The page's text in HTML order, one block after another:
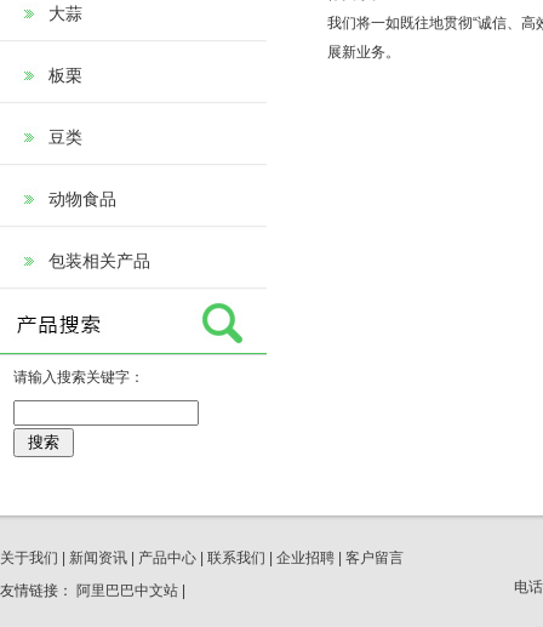
大蒜
板栗
豆类
动物食品
包装相关产品
请输入搜索关键字：
我们将一如既往地贯彻“诚信、
展新业务。
关于我们 新闻资讯 产品中心 联系我们 企业招聘
客户留言
友情链接： 阿里巴巴中文站 电